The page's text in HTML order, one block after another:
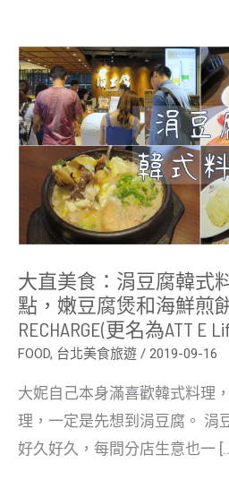
大直美食：涓豆腐韓式
點，嫩豆腐煲和海鮮煎
RECHARGE(更名為ATT E
FOOD, 台北美食旅遊 / 2019-09-16
大妮自己本身滿喜歡韓式料理
理，一定是先想到涓豆腐。 涓
好久好久，每間分店生意也一
大
直
美
食：
涓
豆
腐
式
料
理，
小
菜
無
續
點，
嫩
豆
腐
煲
海
鮮
煎
都